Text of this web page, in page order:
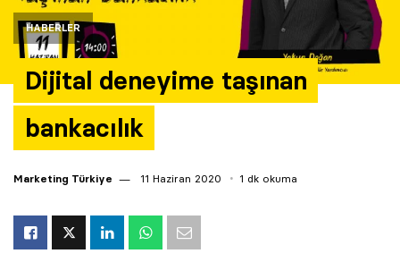
HABERLER
Dijital deneyime taşınan
bankacılık
Marketing Türkiye 11 Haziran 2020 1 dk okuma